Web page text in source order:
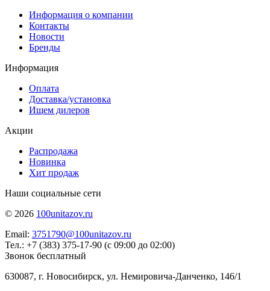
Информация о компании
Контакты
Новости
Бренды
Информация
Оплата
Доставка/установка
Ищем дилеров
Акции
Распродажа
Новинка
Хит продаж
Наши социальные сети
© 2026 100unitazov.ru
Email: 3751790@100unitazov.ru
Тел.: +7 (383) 375-17-90 (с 09:00 до 02:00)
Звонок бесплатный
630087, г. Новосибирск, ул. Немировича-Данченко, 146/1